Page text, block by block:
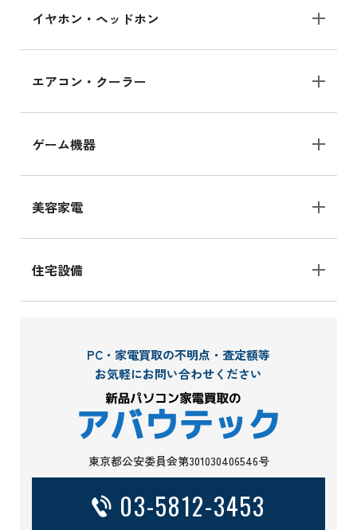
イヤホン・ヘッドホン
エアコン・クーラー
ゲーム機器
美容家電
住宅設備
PC・家電買取の不明点・査定額等
お気軽にお問い合わせください
東京都公安委員会第301030406546号
03-5812-3453